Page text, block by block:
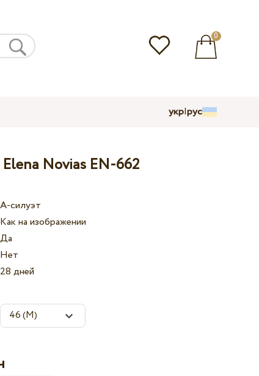
0
укр|рус
Novias EN-662
А-силуэт
Как на изображении
Да
Нет
28 дней